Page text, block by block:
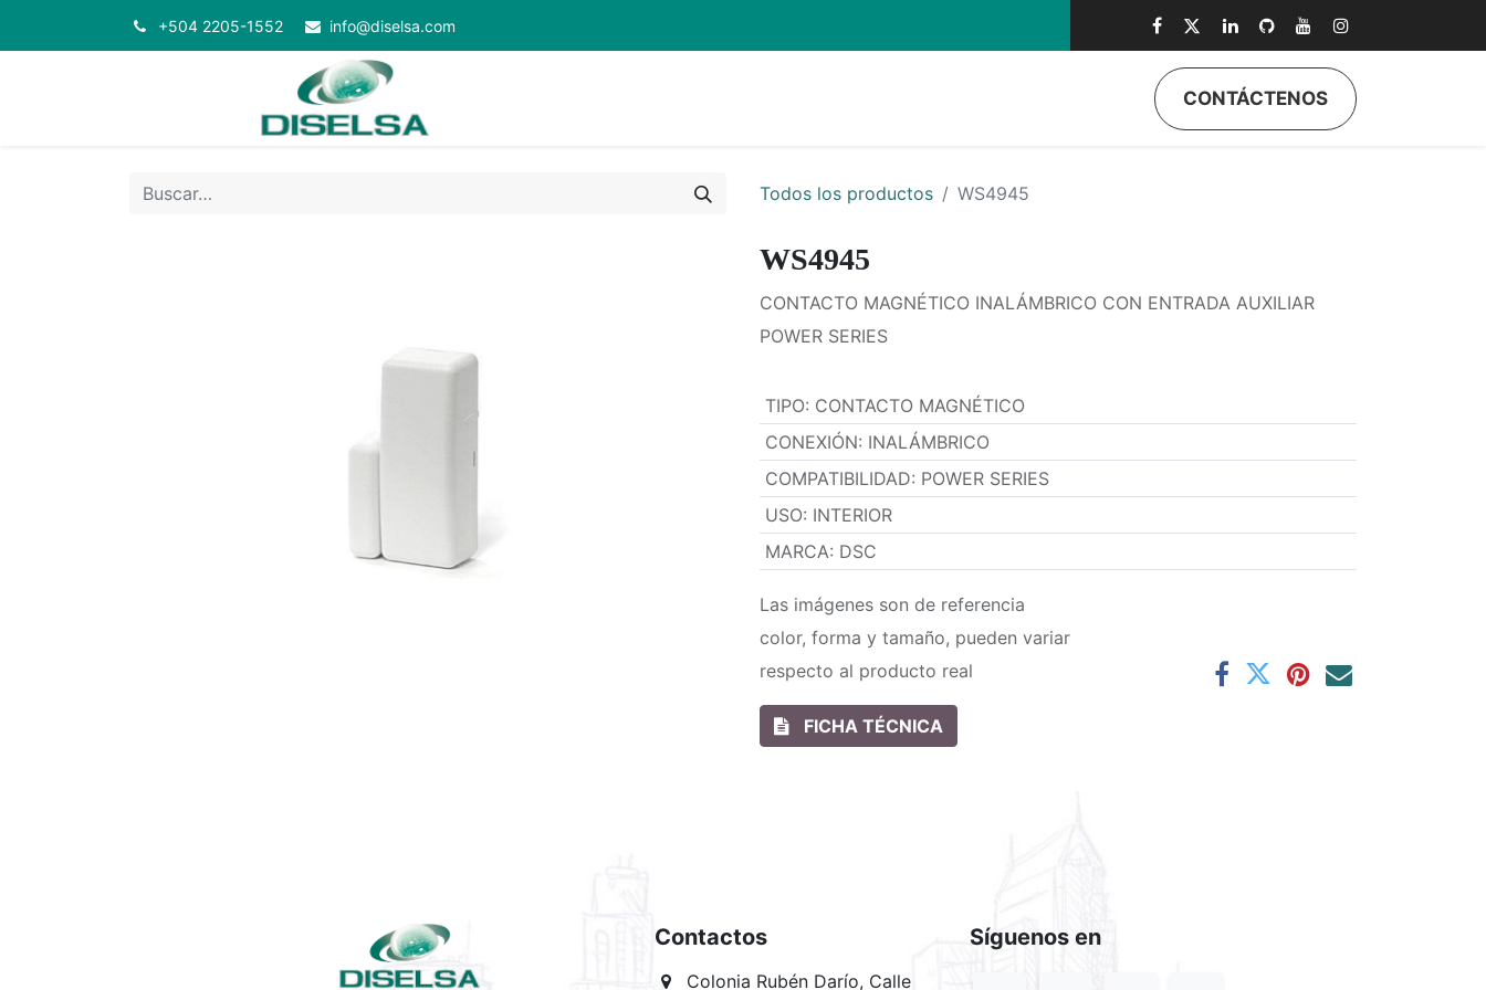
+504 2205-1552 info@diselsa.com
Quiénes Somos Eventos Soporte
CONTÁCTENOS
Todos los productos WS4945
WS4945
CONTACTO MAGNÉTICO INALÁMBRICO CON ENTRADA AUXILIAR
POWER SERIES
TIPO: CONTACTO MAGNÉTICO
CONEXIÓN: INALÁMBRICO
COMPATIBILIDAD: POWER SERIES
USO: INTERIOR
MARCA: DSC
Las imágenes son de referencia
color, forma y tamaño, pueden variar
respecto al producto real
FICHA TÉCNICA
Contactos
Colonia Rubén Darío, Calle
Síguenos en